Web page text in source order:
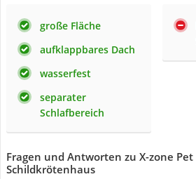
große Fläche
aufklappbares Dach
wasserfest
separater
Schlafbereich
Fragen und Antworten zu X-zone Pet
Schildkrötenhaus